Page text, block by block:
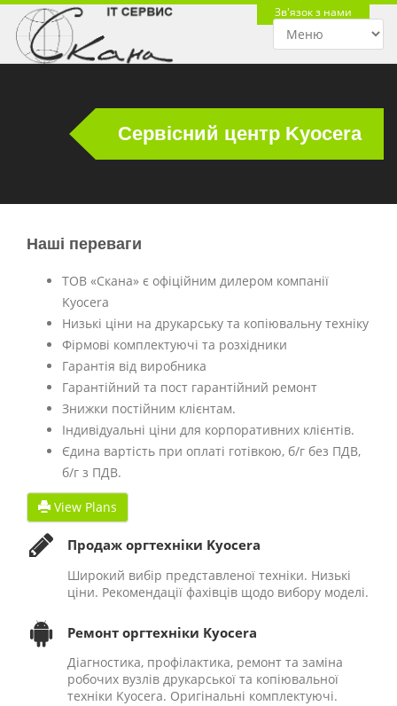
Зв'язок з нами
Сервісний центр Kyocera
Наші переваги
ТОВ «Скана» є офіційним дилером компанії
Kyocera
Низькі ціни на друкарську та копіювальну техніку
Фірмові комплектуючі та розхідники
Гарантія від виробника
Гарантійний та пост гарантійний ремонт
Знижки постійним клієнтам.
Індивідуальні ціни для корпоративних клієнтів.
Єдина вартість при оплаті готівкою, б/г без ПДВ,
б/г з ПДВ.
View Plans
Продаж оргтехніки Kyocera
Широкий вибір представленої техніки. Низькі
ціни. Рекомендації фахівців щодо вибору моделі.
Ремонт оргтехніки Kyocera
Діагностика, профілактика, ремонт та заміна
робочих вузлів друкарської та копіювальної
техніки Kyocera. Оригінальні комплектуючі.